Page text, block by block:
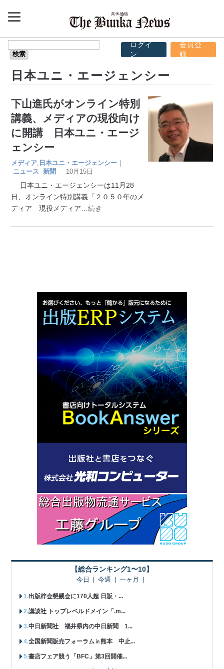
ログイ
ン
会員登
録
日本ユニ・エージェンシー
下山進氏がオンライン特別
講義、メディアの現役向け
に開講 日本ユニ・エージ
ェンシー
メディア 日本ユニ・エージェンシー ｜
ニュース
新聞 10月15日
日本ユニ・エージェンシーは11月28
日、オンライン特別講義「２０５０年のメ
ディア 現役メディア …続き
【総合ランキング1〜10】
今日 今週 一ヶ月
出版梓会懇親会に170人超 日販・...
講談社 トップレベルドメイン「.m...
中日新聞社 福井県内の中日新聞 1...
全国新聞販売フォーラム㏌熊本 中止...
書店フェア競う「BFC」第3回開催...